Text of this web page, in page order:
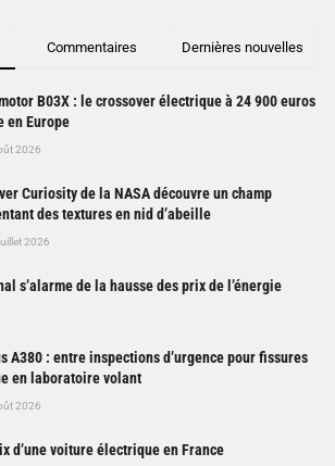
Commentaires Dernières nouvelles
B03X : le crossover électrique à 24 900 euros
en Europe
2026
Curiosity de la NASA découvre un champ
des textures en nid d’abeille
2026
s’alarme de la hausse des prix de l’énergie
A380 : entre inspections d’urgence pour fissures
en laboratoire volant
2026
d’une voiture électrique en France